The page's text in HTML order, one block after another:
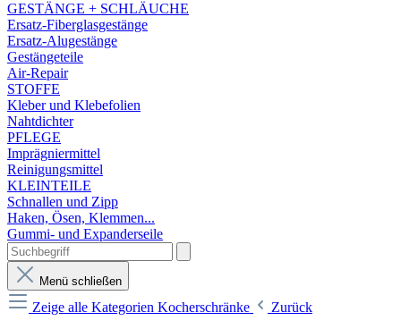
GESTÄNGE + SCHLÄUCHE
Ersatz-Fiberglasgestänge
Ersatz-Alugestänge
Gestängeteile
Air-Repair
STOFFE
Kleber und Klebefolien
Nahtdichter
PFLEGE
Imprägniermittel
Reinigungsmittel
KLEINTEILE
Schnallen und Zipp
Haken, Ösen, Klemmen...
Gummi- und Expanderseile
Menü schließen
Zeige alle Kategorien Kocherschränke
Zurück